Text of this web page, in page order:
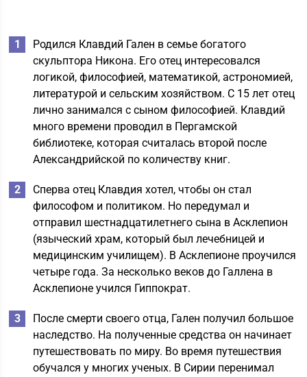
Родился Клавдий Гален в семье богатого
скульптора Никона. Его отец интересовался
логикой, философией, математикой, астрономией,
литературой и сельским хозяйством. С 15 лет отец
лично занимался с сыном философией. Клавдий
много времени проводил в Пергамской
библиотеке, которая считалась второй после
Александрийской по количеству книг.
Сперва отец Клавдия хотел, чтобы он стал
философом и политиком. Но передумал и
отправил шестнадцатилетнего сына в Асклепион
(языческий храм, который был лечебницей и
медицинским училищем). В Асклепионе проучился
четыре года. За несколько веков до Галлена в
Асклепионе учился Гиппократ.
После смерти своего отца, Гален получил большое
наследство. На полученные средства он начинает
путешествовать по миру. Во время путешествия
обучался у многих ученых. В Сирии перенимал